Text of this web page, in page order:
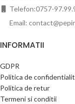
Telefon:0757-
Email:
INFORMATII
GDPR
Politica de
Politica de retur
Termeni si conditii